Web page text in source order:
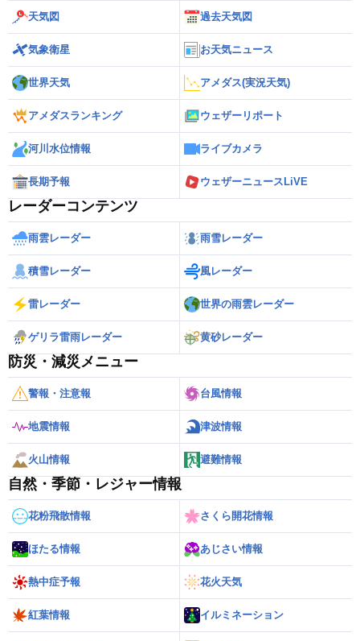
天気図 過去天気図
気象衛星 お天気ニュース
世界天気 アメダス(実況天気)
アメダスランキング ウェザーリポート
河川水位情報 ライブカメラ
長期予報 ウェザーニュースLiVE
レーダーコンテンツ
雨雲レーダー 雨雪レーダー
積雪レーダー 風レーダー
雷レーダー 世界の雨雲レーダー
ゲリラ雷雨レーダー 黄砂レーダー
防災・減災メニュー
警報・注意報 台風情報
地震情報 津波情報
火山情報 避難情報
自然・季節・レジャー情報
花粉飛散情報 さくら開花情報
ほたる情報 あじさい情報
熱中症予報 花火天気
紅葉情報 イルミネーション